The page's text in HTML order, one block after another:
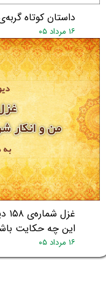
داستان کوتاه
۱۶ مرداد ۰۵
این چه حکایت
۱۶ مرداد ۰۵